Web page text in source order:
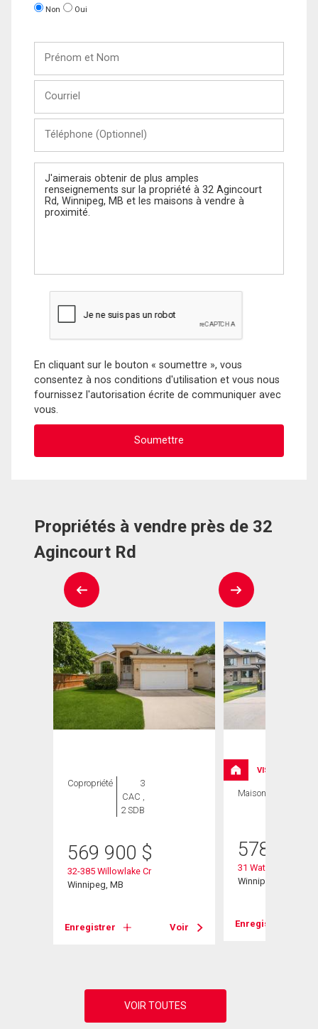
Non Oui
Nom
(Optionnel)
Message
En cliquant sur le bouton « soumettre », vous
consentez à nos conditions d'utilisation et vous nous
fournissez l'autorisation écrite de communiquer avec
vous.
Propriétés à vendre près de 32
Agincourt Rd
Copropriété
3
CAC ,
2 SDB
569 900 $
32-385 Willowlake Cr
Winnipeg, MB
Enregistrer Voir
VISITE LIBRE
Maison
578 900
31 Waterside Cove
Winnipeg, MB
Enregistrer